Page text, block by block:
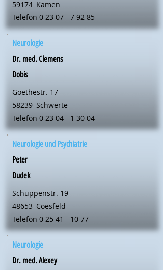
59174 Kamen
Telefon 0 23 07 - 7 92 85
Neurologie
Dr. med. Clemens
Dobis
Goethestr. 17
58239 Schwerte
Telefon 0 23 04 - 1 30 04
Neurologie und Psychiatrie
Peter
Dudek
Schüppenstr. 19
48653 Coesfeld
Telefon 0 25 41 - 10 77
Neurologie
Dr. med. Alexey